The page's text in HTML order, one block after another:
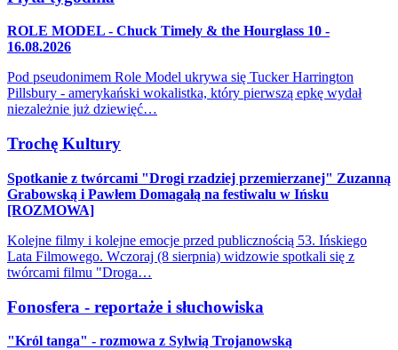
ROLE MODEL - Chuck Timely & the Hourglass 10 -
16.08.2026
Pod pseudonimem Role Model ukrywa się Tucker Harrington
Pillsbury - amerykański wokalistka, który pierwszą epkę wydał
niezależnie już dziewięć…
Trochę Kultury
Spotkanie z twórcami "Drogi rzadziej przemierzanej" Zuzanną
Grabowską i Pawłem Domagałą na festiwalu w Ińsku
[ROZMOWA]
Kolejne filmy i kolejne emocje przed publicznością 53. Ińskiego
Lata Filmowego. Wczoraj (8 sierpnia) widzowie spotkali się z
twórcami filmu "Droga…
Fonosfera - reportaże i słuchowiska
"Król tanga" - rozmowa z Sylwią Trojanowską